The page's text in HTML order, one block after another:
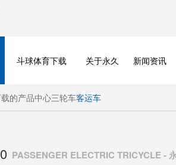
斗球体育下载
关于永久 新闻资讯
的产品中心三轮车客运车
PASSENGER ELECTRIC TRICYCLE -